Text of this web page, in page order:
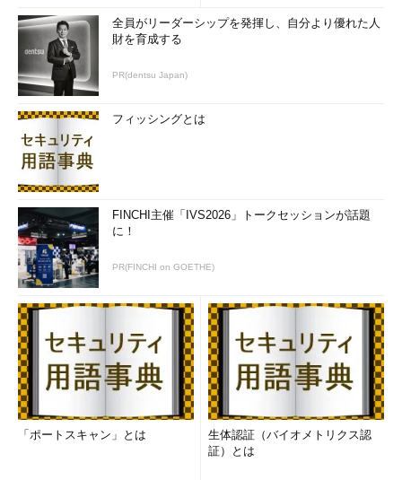
全員がリーダーシップを発揮し、自分より優れた人
財を育成する
PR(dentsu Japan)
フィッシングとは
FINCHI主催「IVS2026」トークセッションが話題
に！
PR(FINCHI on GOETHE)
「ポートスキャン」とは
生体認証（バイオメトリクス認
証）とは